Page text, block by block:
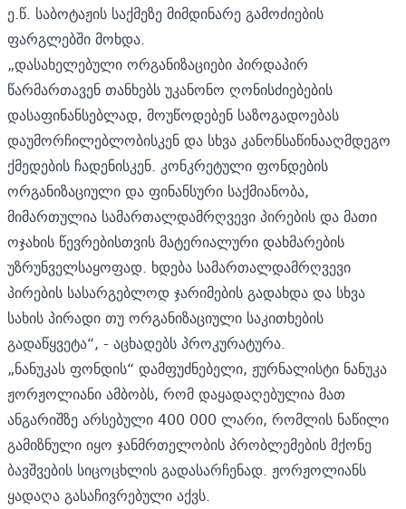
ე.წ. საბოტაჟის საქმეზე მიმდინარე გამოძიების
ფარგლებში მოხდა.
„დასახელებული ორგანიზაციები პირდაპირ
წარმართავენ თანხებს უკანონო ღონისძიებების
დასაფინანსებლად, მოუწოდებენ საზოგადოებას
დაუმორჩილებლობისკენ და სხვა კანონსაწინააღმდეგო
ქმედების ჩადენისკენ. კონკრეტული ფონდების
ორგანიზაციული და ფინანსური საქმიანობა,
მიმართულია სამართალდამრღვევი პირების და მათი
ოჯახის წევრებისთვის მატერიალური დახმარების
უზრუნველსაყოფად. ხდება სამართალდამრღვევი
პირების სასარგებლოდ ჯარიმების გადახდა და სხვა
სახის პირადი თუ ორგანიზაციული საკითხების
გადაწყვეტა“, - აცხადებს პროკურატურა.
„ნანუკას ფონდის“ დამფუძნებელი, ჟურნალისტი ნანუკა
ჟორჟოლიანი ამბობს, რომ დაყადაღებულია მათ
ანგარიშზე არსებული 400 000 ლარი, რომლის ნაწილი
გამიზნული იყო ჯანმრთელობის პრობლემების მქონე
ბავშვების სიცოცხლის გადასარჩენად. ჟორჟოლიანს
ყადაღა გასაჩივრებული აქვს.